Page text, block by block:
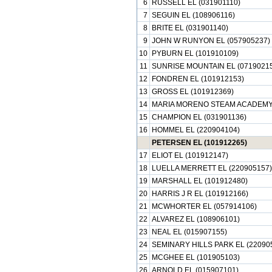
6
RUSSELL EL (031901110)
7 SEGUIN EL (108906116)
8
BRITE EL (031901140)
9 JOHN W RUNYON EL (057905237)
10
PYBURN EL (101910109)
11 SUNRISE MOUNTAIN EL
12
FONDREN EL (101912153)
13 GROSS EL (101912369)
14
MARIA MORENO STEAM
15 CHAMPION EL (031901136)
16
HOMMEL EL (220904104)
PETERSEN EL (101912265)
17
ELIOT EL (101912147)
18
LUELLA MERRETT EL (220905157)
19
MARSHALL EL (101912480)
20
HARRIS J R EL (101912166)
21
MCWHORTER EL (057914106)
22 ALVAREZ EL (108906101)
23
NEAL EL (015907155)
24 SEMINARY HILLS PARK EL
25
MCGHEE EL (101905103)
26 ARNOLD EL (015907101)